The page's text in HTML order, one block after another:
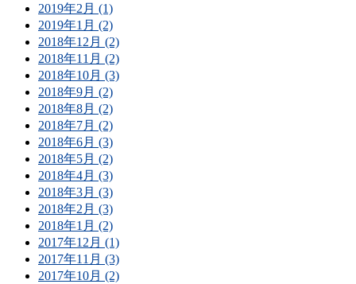
2019年2月 (1)
2019年1月 (2)
2018年12月 (2)
2018年11月 (2)
2018年10月 (3)
2018年9月 (2)
2018年8月 (2)
2018年7月 (2)
2018年6月 (3)
2018年5月 (2)
2018年4月 (3)
2018年3月 (3)
2018年2月 (3)
2018年1月 (2)
2017年12月 (1)
2017年11月 (3)
2017年10月 (2)